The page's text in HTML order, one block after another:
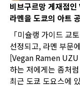
비브구르망 게재점
라멘을 도쿄의 아트
「미슐랭 가이드 교
선정되고, 라멘 부문
[Vegan Ramen
하는 저에게는 좀처
최근 도쿄 도요스에